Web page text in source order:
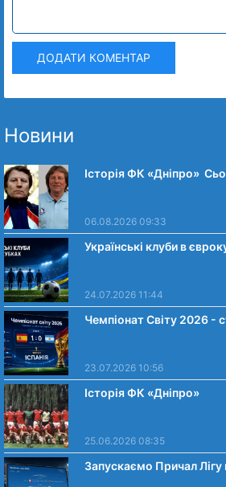
ДОДАТИ КОМЕНТАР
Новини
Історія ФК «Дніпро»
06.08.2026 09:33
Українські клуби в
24.07.2026 11:44
Чемпіонат Світу 2026 -
23.07.2026 10:56
Історія ФК «Дніпро»
25.06.2026 08:35
Запускаємо Причал Лігу